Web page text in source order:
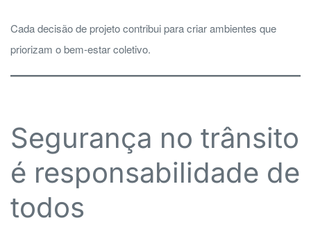
Cada decisão de projeto contribui para criar ambientes que
priorizam o bem-estar coletivo.
Segurança no trânsito
é responsabilidade de
todos